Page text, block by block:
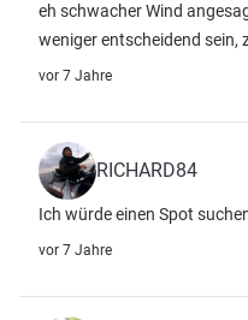
eh schwacher Wind
weniger entscheidend sein,
vor 7 Jahre
RICHARD84
Ich würde einen Spot
vor 7 Jahre